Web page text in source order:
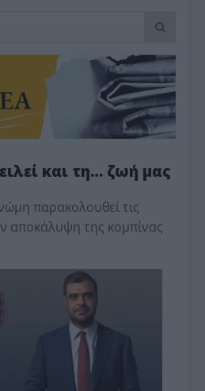
και τη… ζωή μας
παρακολουθεί τις
αποκάλυψη της κο­μπίνας